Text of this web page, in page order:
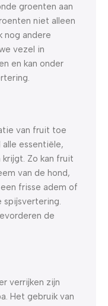
groenten aan
niet alleen
nog andere
vezel in
en kan onder
van fruit toe
alle essentiële,
Zo kan fruit
van de hond,
frisse adem of
spijsvertering.
de
verrijken zijn
Het gebruik van